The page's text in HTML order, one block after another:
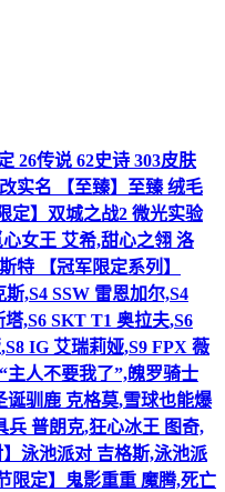
26传说 62史诗 303皮肤
实名 【至臻】至臻 绒毛
定】双城之战2 微光实验
女王 艾希,甜心之翎 洛
特 【冠军限定系列】
,S4 SSW 雷恩加尔,S4
,S6 SKT T1 奥拉夫,S6
IG 艾瑞莉娅,S9 FPX 薇
主人不要我了”,魄罗骑士
诞驯鹿 克格莫,雪球也能爆
兵 普朗克,狂心冰王 图奇,
泳池派对 吉格斯,泳池派
限定】鬼影重重 魔腾,死亡